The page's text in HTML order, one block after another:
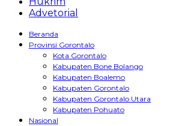
Advetorial
Beranda
Provinsi Gorontalo
Kota Gorontalo
Kabupaten Bone Bolango
Kabupaten Boalemo
Kabupaten Gorontalo
Kabupaten Gorontalo Utara
Kabupaten Pohuato
Nasional